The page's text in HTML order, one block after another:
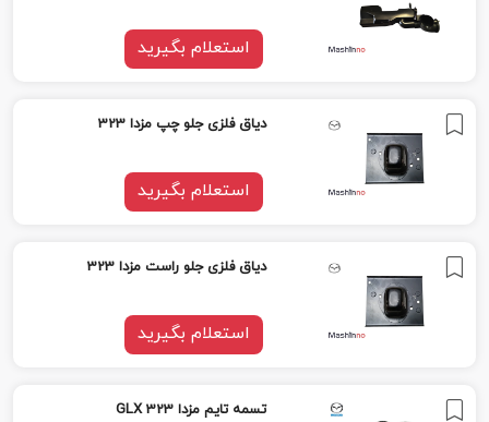
استعلام بگیرید
دیاق فلزی جلو چپ مزدا 323
استعلام بگیرید
دیاق فلزی جلو راست مزدا 323
استعلام بگیرید
تسمه تایم مزدا GLX 323